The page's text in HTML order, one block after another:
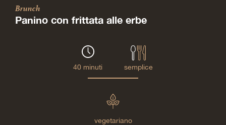
Brunch
Panino con frittata alle erbe
40 minuti semplice
vegetariano